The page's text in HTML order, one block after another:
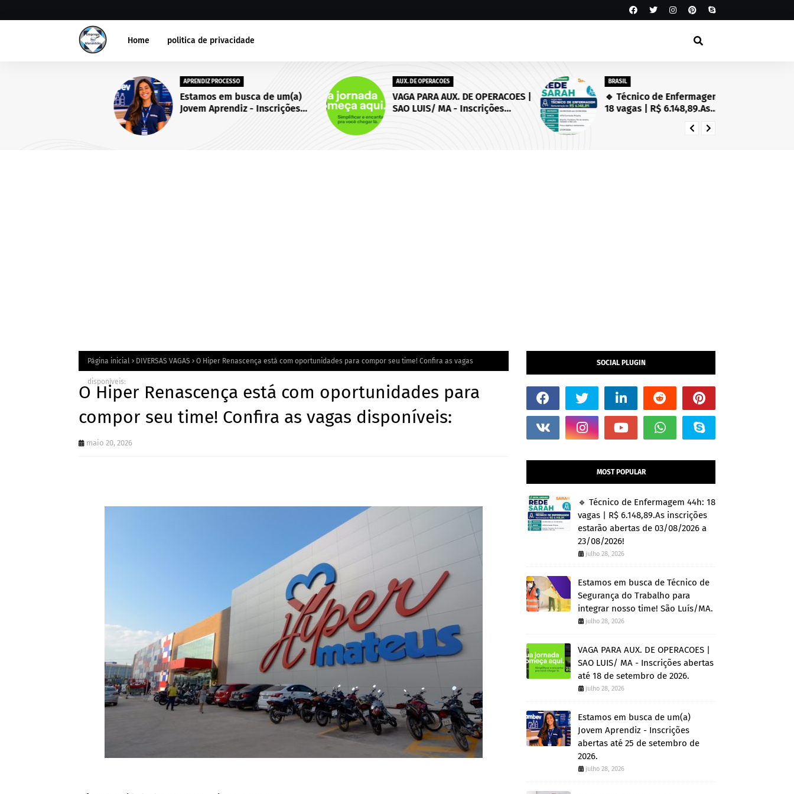
Home politica de privacidade
APRENDIZ PROCESSO
Estamos em busca de um(a)
Jovem Aprendiz - Inscrições
abertas até 25 de setembro de
2026.
AUX. DE OPERACOES
VAGA PARA AUX. DE OPERACOES |
SAO LUIS/ MA - Inscrições
abertas até 18 de setembro de
2026.
BRASIL
🔹 Técnico de Enfermagem 44h:
18 vagas | R$ 6.148,89.As
inscrições estarão abertas de
03/08/2026 a 23/08/2026!
Página inicial DIVERSAS VAGAS O Hiper Renascença está com oportunidades para compor seu time! Confira as vagas
disponíveis:
O Hiper Renascença está com oportunidades para
compor seu time! Confira as vagas disponíveis:
maio 20, 2026
SOCIAL PLUGIN
MOST POPULAR
🔹 Técnico de Enfermagem 44h: 18
vagas | R$ 6.148,89.As inscrições
estarão abertas de 03/08/2026 a
23/08/2026!
julho 28, 2026
Estamos em busca de Técnico de
Segurança do Trabalho para
integrar nosso time! São Luís/MA.
julho 28, 2026
VAGA PARA AUX. DE OPERACOES |
SAO LUIS/ MA - Inscrições abertas
até 18 de setembro de 2026.
julho 28, 2026
Estamos em busca de um(a)
Jovem Aprendiz - Inscrições
abertas até 25 de setembro de
2026.
julho 28, 2026